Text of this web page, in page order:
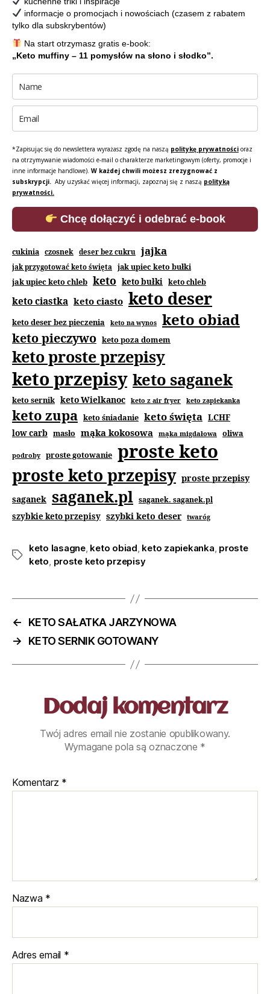
informacje o promocjach i nowościach (czasem z rabatem
tylko dla subskrybentów)
Na start otrzymasz gratis e-book:
„Keto muffiny – 11 pomysłów na słono i słodko”.
*Zapisując się do newslettera wyrażasz zgodę na naszą politykę prywatności oraz
na otrzymywanie wiadomości e-mail o charakterze marketingowym (oferty, promocje i
inne informacje handlowe). W każdej chwili możesz zrezygnować z
subskrypcji. Aby uzyskać więcej informacji, zapoznaj się z naszą polityką
prywatności.
Chcę dołączyć i odebrać e-book
cukinia czosnek deser bez cukru jajka
jak przygotować keto święta jak upiec keto bułki
jak upiec keto chleb keto keto bułki keto chleb
keto ciastka keto ciasto keto deser
keto deser bez pieczenia keto na wynos keto obiad
keto pieczywo keto poza domem
keto proste przepisy
keto przepisy keto saganek
keto sernik keto Wielkanoc keto z air fryer keto zapiekanka
keto zupa keto śniadanie keto święta LCHF
low carb masło mąka kokosowa mąka migdałowa oliwa
podroby proste gotowanie proste keto
proste keto przepisy proste przepisy
saganek saganek.pl saganek. saganek.pl
szybkie keto przepisy szybki keto deser twaróg
keto lasagne, keto obiad, keto zapiekanka, proste
keto, proste keto przepisy
←
KETO SAŁATKA JARZYNOWA
→
KETO SERNIK GOTOWANY
Dodaj komentarz
Twój adres email nie zostanie opublikowany.
Wymagane pola są oznaczone *
Komentarz *
Nazwa *
Adres email *